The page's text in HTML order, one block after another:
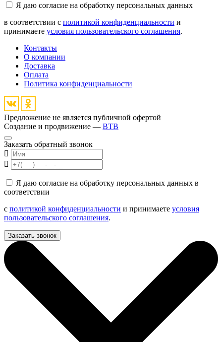
Я даю согласие на обработку персональных данных
в соответствии с политикой конфиденциальности и
принимаете условия пользовательского соглашения.
Контакты
О компании
Доставка
Оплата
Политика конфиденциальности
Предложение не является публичной офертой
Создание и продвижение — BTB
Заказать обратный звонок
Я даю согласие на обработку персональных данных в
соответствии
с политикой конфиденциальности и принимаете условия
пользовательского соглашения.
Заказать звонок